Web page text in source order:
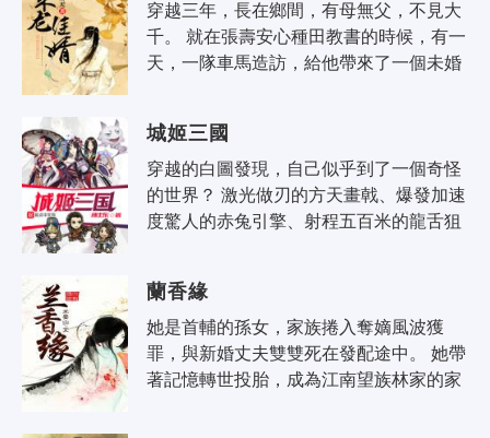
穿越三年，長在鄉間，有母無父，不見大
千。 就在張壽安心種田教書的時候，有一
天，一隊車馬造訪，給他帶來了一個未婚
城姬三國
穿越的白圖發現，自己似乎到了一個奇怪
的世界？ 激光做刃的方天畫戟、爆發加速
度驚人的赤兔引擎、射程五百米的龍舌狙
蘭香緣
她是首輔的孫女，家族捲入奪嫡風波獲
罪，與新婚丈夫雙雙死在發配途中。 她帶
著記憶轉世投胎，成為江南望族林家的家